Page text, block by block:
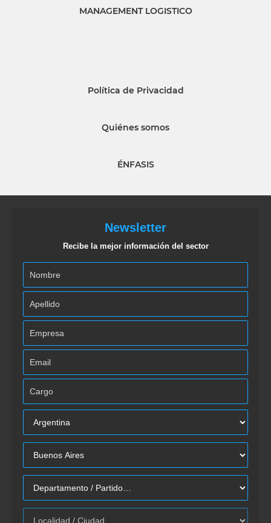
MANAGEMENT LOGISTICO
Política de Privacidad
Quiénes somos
ÉNFASIS
Newsletter
Recibe la mejor información del sector